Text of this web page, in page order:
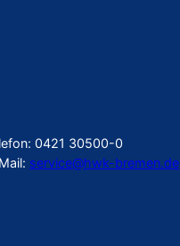
0421 30500-0
service@hwk-bremen.de